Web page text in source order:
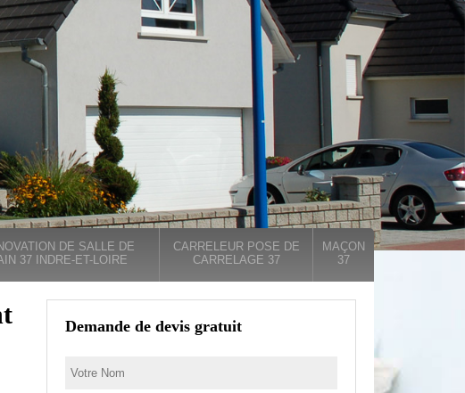
DE SALLE DE
37 INDRE-ET-LOIRE
CARRELEUR POSE DE
CARRELAGE 37
MAÇON
37
Demande de devis gratuit